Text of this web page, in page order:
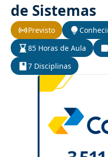
de Sistemas
Previsto
85 Horas de Aula
7 Disciplinas